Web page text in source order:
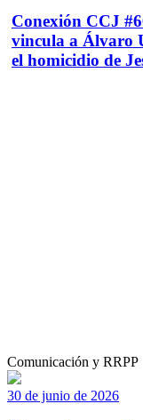
Conexión CCJ
vincula a Álvaro
el homicidio de
Comunicación y RRPP
30 de junio de 2026